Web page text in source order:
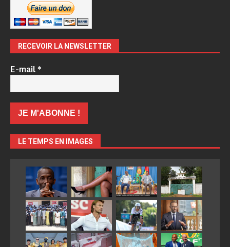
RECEVOIR LA NEWSLETTER
E-mail*
LE TEMPS EN IMAGES